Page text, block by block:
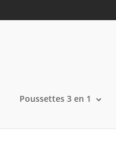
Poussettes 3 en 1